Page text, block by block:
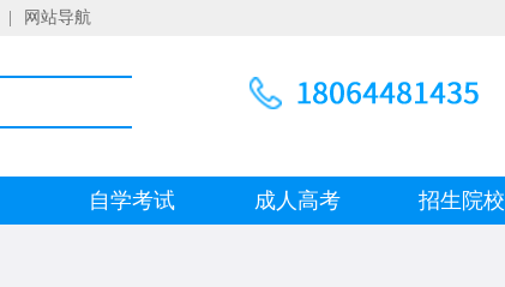
网站导航
自学考试 成人高考 招生院校